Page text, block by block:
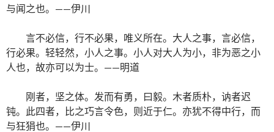
与闻之也。——伊川
言不必信，行不必果，唯义所在。大人之事，言必信，
行必果。轻轻然，小人之事。小人对大人为小，非为恶之小
人也，故亦可以为士。——明道
刚者，坚之体。发而有勇，曰毅。木者质朴，讷者迟
钝。此四者，比之巧言令色，则近于仁。亦犹不得中行，而
与狂狷也。——伊川